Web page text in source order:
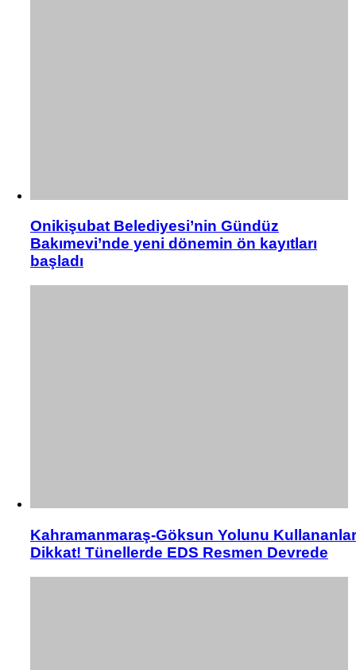
Onikişubat Belediyesi’nin Gündüz
Bakımevi’nde yeni dönemin ön kayıtları
başladı
Kahramanmaraş-Göksun Yolunu Kullananlar
Dikkat! Tünellerde EDS Resmen Devrede